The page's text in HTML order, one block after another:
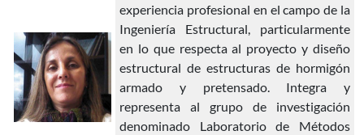
experiencia profesional en el campo de la
Ingeniería Estructural, particularmente
en lo que respecta al proyecto y diseño
estructural de estructuras de hormigón
armado y pretensado. Integra y
representa al grupo de investigación
denominado Laboratorio de Métodos